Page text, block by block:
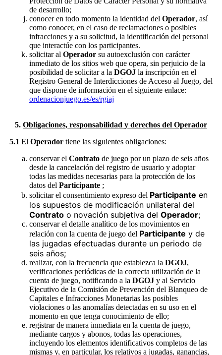
de desarrollo;
conocer en todo momento la identidad del Operador, así
como conocer, en el caso de reclamaciones o posibles
infracciones y a su solicitud, la identificación del personal
que interactúe con los participantes.
solicitar al Operadorsu autoexclusión con carácter
inmediato de los sitios web que opera, sin perjuicio de la
posibilidad de solicitar a la DGOJla inscripción en el
Registro General de Interdicciones de Acceso al Juego, del
que dispone de información en el siguiente enlace:
ordenacionjuego.es/es/rgiaj
5. Obligaciones, responsabilidad y derechos del Operador
5.1 El Operadortiene las siguientes obligaciones:
conservar el Contratode juego por un plazo de seis años
desde la cancelación del registro de usuario y adoptar
todas las medidas necesarias para la protección de los
datos del Participante ;
solicitar el consentimiento expreso del Participante en
los supuestos de modificación unilateral del
Contratoo novación subjetiva del Operador;
conservar el detalle analítico de los movimientos en
relación con la cuenta de juego del Participante y de
las jugadas efectuadas durante un periodo de
seis años;
realizar, con la frecuencia que establezca la DGOJ,
verificaciones periódicas de la correcta utilización de la
cuenta de juego, notificando a la DGOJy al Servicio
Ejecutivo de la Comisión de Prevención del Blanqueo de
Capitales e Infracciones Monetarias las posibles
violaciones o las anomalías detectadas en su uso en el
momento en que tenga conocimiento de ello;
registrar de manera inmediata en la cuenta de juego,
mediante cargos y abonos, todas las operaciones,
incluyendo los elementos identificativos completos de las
mismas y, en particular, los relativos a jugadas, ganancias,